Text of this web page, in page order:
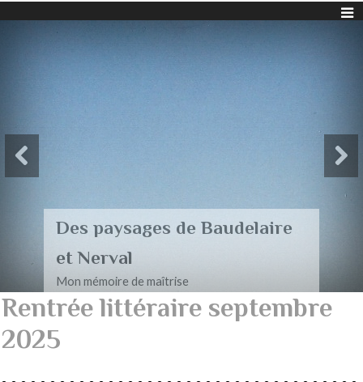
Des paysages de Baudelaire
et Nerval
Mon mémoire de maîtrise
Rentrée littéraire septembre
2025